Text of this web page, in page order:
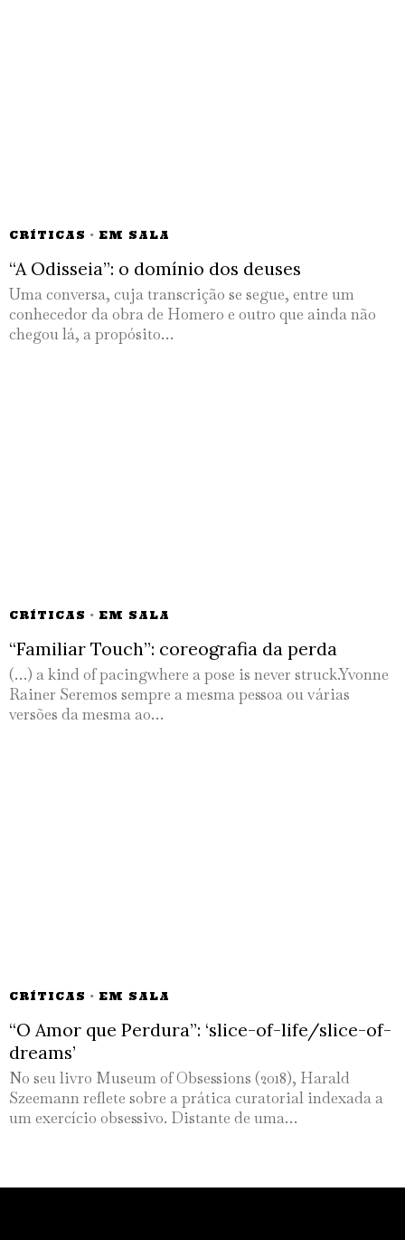
CRÍTICAS · EM SALA
“A Odisseia”: o domínio dos deuses
Uma conversa, cuja transcrição se segue, entre um
conhecedor da obra de Homero e outro que ainda não
chegou lá, a propósito…
CRÍTICAS · EM SALA
“Familiar Touch”: coreografia da perda
(…) a kind of pacingwhere a pose is never struck.Yvonne
Rainer Seremos sempre a mesma pessoa ou várias
versões da mesma ao…
CRÍTICAS · EM SALA
“O Amor que Perdura”: ‘slice-of-life/slice-of-
dreams’
No seu livro Museum of Obsessions (2018), Harald
Szeemann reflete sobre a prática curatorial indexada a
um exercício obsessivo. Distante de uma…